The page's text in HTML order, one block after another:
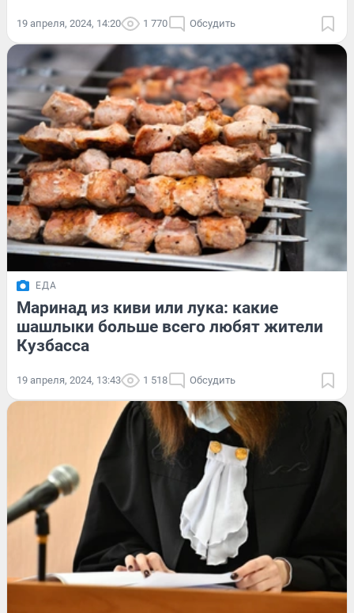
19 апреля, 2024, 14:20 1 770 Обсудить
ЕДА
Маринад из киви или лука: какие
шашлыки больше всего любят жители
Кузбасса
19 апреля, 2024, 13:43 1 518 Обсудить